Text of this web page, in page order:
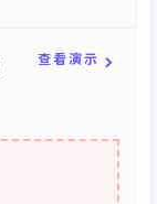
查看演示